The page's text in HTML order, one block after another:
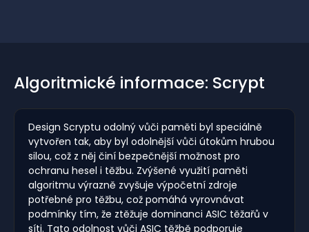
Algoritmické informace: Scrypt
Design Scryptu odolný vůči paměti byl speciálně
vytvořen tak, aby byl odolnější vůči útokům hrubou
silou, což z něj činí bezpečnější možnost pro
ochranu hesel i těžbu. Zvýšené využití paměti
algoritmu výrazně zvyšuje výpočetní zdroje
potřebné pro těžbu, což pomáhá vyrovnávat
podmínky tím, že ztěžuje dominanci ASIC těžařů v
síti. Tato odolnost vůči ASIC těžbě podporuje